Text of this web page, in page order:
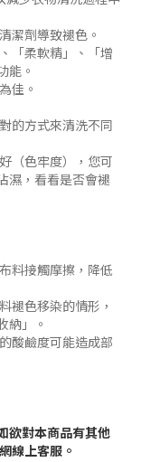
潔劑導致褪色。
「柔軟精」
、「增
能 。
佳。
的方式來清洗不同
（色牢度），您可
濕，看看是否會褪
料接觸摩擦，降低
褪色移染的情形，
納 」
。
酸鹼度可能造成部
欲對本商品有其他
線上客服 。